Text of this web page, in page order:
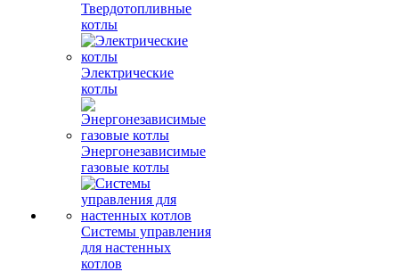
Твердотопливные
котлы
Электрические
котлы
Энергонезависимые
газовые котлы
Системы управления
для настенных
котлов